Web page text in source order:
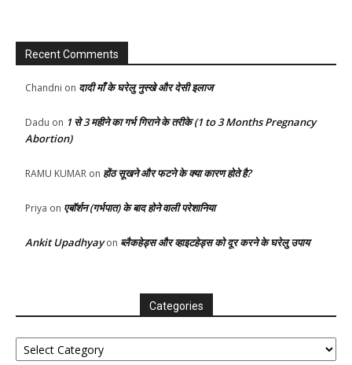
Recent Comments
Chandni on दादी माँ के घरेलु नुस्खे और देसी इलाज
Dadu on 1 से 3 महीने का गर्भ गिराने के तरीके (1 to 3 Months Pregnancy
Abortion)
RAMU KUMAR on होंठ सूखने और फटने के क्या कारण होते है?
Priya on एबॉर्शन (गर्भपात) के बाद होने वाली परेशानिया
Ankit Upadhyayon ब्लैकहेड्स और व्हाइटहेड्स को दूर करने के घरेलु उपाय
Categories
Categories